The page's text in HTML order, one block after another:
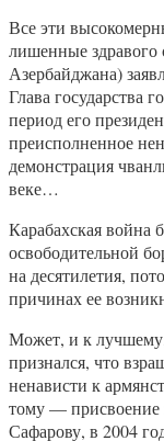
Все эти
лишенные
Азербайджана)
Глава государства
период его
преисполненное
демонстрация
веке…
Карабахская война
освободительной
на десятилетия,
причинах ее
Может, и к
признался, что
ненависти к
тому — присвоение
Сафарову, в 2004